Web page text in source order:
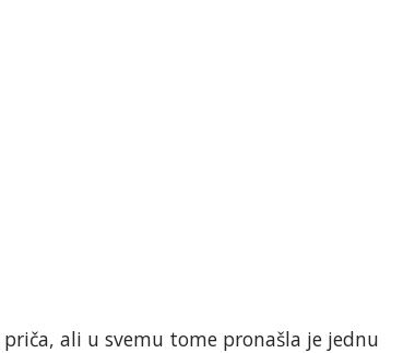
ali u svemu tome pronašla je jednu